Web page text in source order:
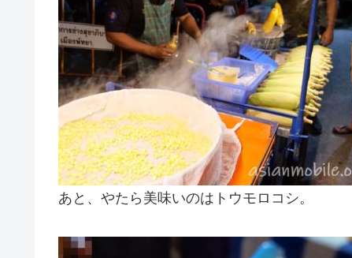
あと、やたら美味いのはトウモロコシ。